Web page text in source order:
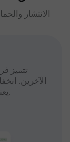
الانتشار
تتميز
الآخرين.
يعني تحقيق أرباح أكبر على المدى الطويل.